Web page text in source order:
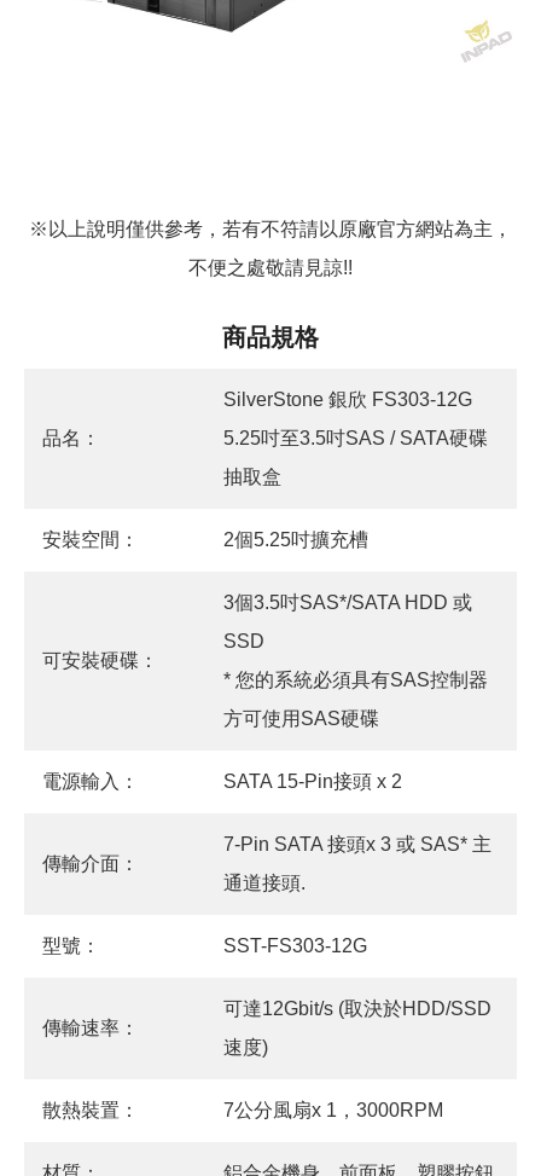
※以上說明僅供參考，若有不符請以原廠官方網站為主，
不便之處敬請見諒!!
商品規格
品名：
SilverStone 銀欣 FS303-12G
5.25吋至3.5吋SAS / SATA硬碟
抽取盒
安裝空間： 2個5.25吋擴充槽
可安裝硬碟：
3個3.5吋SAS*/SATA HDD 或
SSD
* 您的系統必須具有SAS控制器
方可使用SAS硬碟
電源輸入： SATA 15-Pin接頭 x 2
傳輸介面：
7-Pin SATA 接頭x 3 或 SAS* 主
通道接頭.
型號： SST-FS303-12G
傳輸速率：
可達12Gbit/s (取決於HDD/SSD
速度)
散熱裝置： 7公分風扇x 1，3000RPM